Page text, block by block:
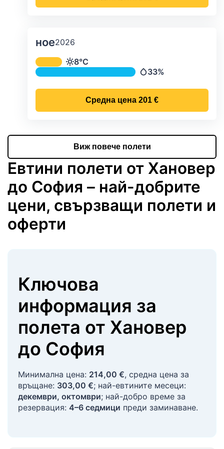
ное2026
Средна месечна температура и
Температура
8°C
Валежи
33%
Средна цена 201 €
Виж повече полети
Евтини полети от Хановер
до София – най-добрите
цени, свързващи полети и
оферти
Ключова
информация за
полета от Хановер
до София
Минимална цена: 214,00 €, средна цена за
връщане: 303,00 €; най-евтините месеци:
декември, октомври; най-добро време за
резервация: 4–6 седмици преди заминаване.